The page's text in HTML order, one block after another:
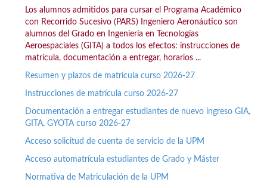
Los alumnos admitidos para cursar el Programa Académico
con Recorrido Sucesivo (PARS) Ingeniero Aeronáutico son
alumnos del Grado en Ingeniería en Tecnologías
Aeroespaciales (GITA) a todos los efectos: instrucciones de
matrícula, documentación a entregar, horarios ...
Resumen y plazos de matrícula curso 2026-27
Instrucciones de matrícula curso 2026-27
Documentación a entregar estudiantes de nuevo ingreso GIA,
GITA, GYOTA curso 2026-27
Acceso solicitud de cuenta de servicio de la UPM
Acceso automatrícula estudiantes de Grado y Máster
Normativa de Matriculación de la UPM